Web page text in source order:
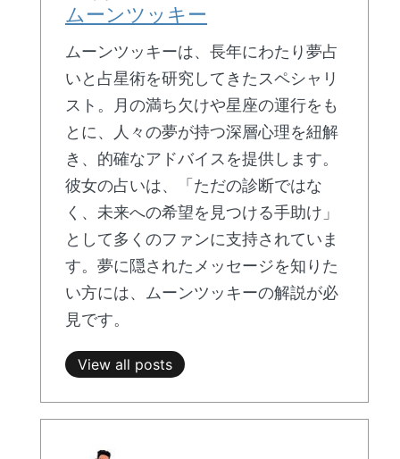
ムーンツッキー
ムーンツッキーは、長年にわたり夢占
いと占星術を研究してきたスペシャリ
スト。月の満ち欠けや星座の運行をも
とに、人々の夢が持つ深層心理を紐解
き、的確なアドバイスを提供します。
彼女の占いは、「ただの診断ではな
く、未来への希望を見つける手助け」
として多くのファンに支持されていま
す。夢に隠されたメッセージを知りた
い方には、ムーンツッキーの解説が必
見です。
View all posts